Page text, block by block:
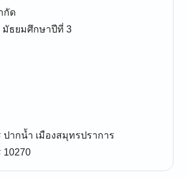
กัด
ปากน้ำ เมืองสมุทรปราการ
10270